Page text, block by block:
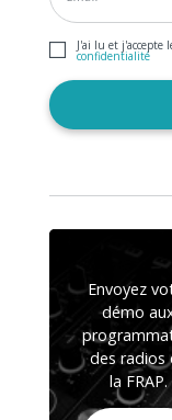
J'ai lu et j'accepte
confidentialité
Envoyez
démo
des radios
la FRAP.